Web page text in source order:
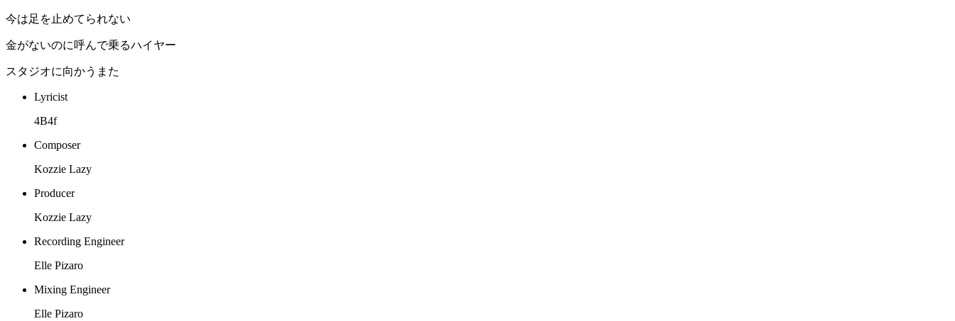
今は足を止めてられない
金がないのに呼んで乗るハイヤー
スタジオに向かうまた
Lyricist
4B4f
Composer
Kozzie Lazy
Producer
Kozzie Lazy
Recording Engineer
Elle Pizaro
Mixing Engineer
Elle Pizaro